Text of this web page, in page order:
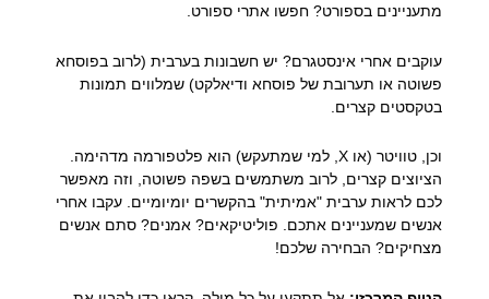
מתעניינים בספורט? חפשו אתרי ספורט.
עוקבים אחרי אינסטגרם? יש חשבונות בערבית (לרוב בפוסחא
פשוטה או תערובת של פוסחא ודיאלקט) שמלווים תמונות
בטקסטים קצרים.
וכן, טוויטר (או X, למי שמתעקש) הוא פלטפורמה מדהימה.
הציוצים קצרים, לרוב משתמשים בשפה פשוטה, וזה מאפשר
לכם לראות ערבית "אמיתית" בהקשרים יומיומיים. עקבו אחרי
אנשים שמעניינים אתכם. פוליטיקאים? אמנים? סתם אנשים
מצחיקים? הבחירה שלכם!